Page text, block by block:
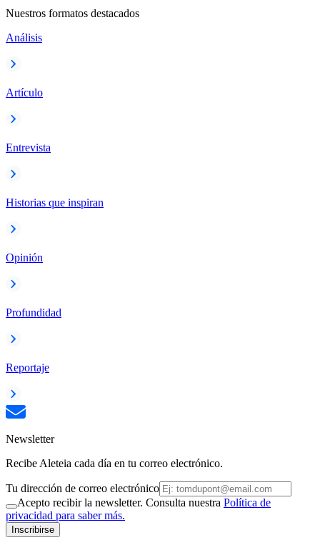
Nuestros formatos destacados
Análisis
Artículo
Entrevista
Historias que inspiran
Opinión
Profundidad
Reportaje
Newsletter
Recibe Aleteia cada día en tu correo electrónico.
Tu dirección de correo electrónico
Acepto recibir la newsletter. Consulta nuestra Política de
privacidad para saber más.
Inscribirse